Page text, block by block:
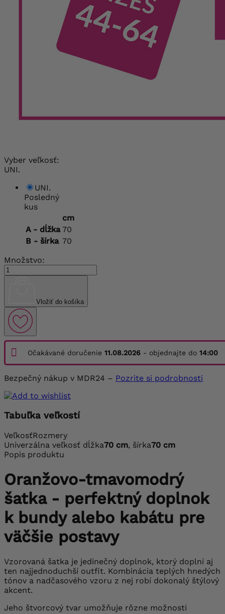
Vyber veľkosť:
UNI.
UNI.
Posledný
kus
cm
A - dĺžka 70
B - šírka 70
Množstvo:
Vložiť do košíka
Očakávané doručenie 11.08.2026 - objednajte do 14:00
Bezpečný nákup v MDR24 – Pozrite si podrobnosti
Tabuľka veľkostí
VeľkosťRozmery
Univerzálna veľkosť dĺžka70 cm, šírka70 cm
Popis produktu
Oranžovo-tmavomodrý
šatka - perfektný doplnok
k bundy alebo kabátu pre
väčšie postavy
Vzorovaná šatka je jedinečný doplnok, ktorý doplní aj
ten najjednoduchší outfit. Kombinácia teplých hnedých
tónov a nadčasového vzoru z nej robí dokonalý štýlový
akcent.
Jeho štvorcový tvar umožňuje rôzne možnosti